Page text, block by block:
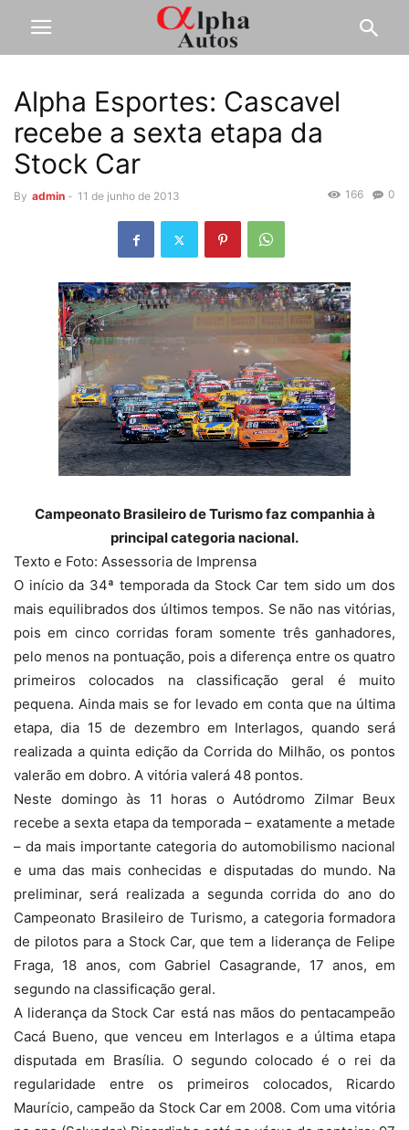
Alpha Esportes: Cascavel
recebe a sexta etapa da
Stock Car
By admin - 11 de junho de 2013 0
166
Campeonato Brasileiro de Turismo faz companhia à
principal categoria nacional.
Texto e Foto: Assessoria de Imprensa
O início da 34ª temporada da Stock Car tem sido um dos
mais equilibrados dos últimos tempos. Se não nas vitórias,
pois em cinco corridas foram somente três ganhadores,
pelo menos na pontuação, pois a diferença entre os quatro
primeiros colocados na classificação geral é muito
pequena. Ainda mais se for levado em conta que na última
etapa, dia 15 de dezembro em Interlagos, quando será
realizada a quinta edição da Corrida do Milhão, os pontos
valerão em dobro. A vitória valerá 48 pontos.
Neste domingo às 11 horas o Autódromo Zilmar Beux
recebe a sexta etapa da temporada – exatamente a metade
– da mais importante categoria do automobilismo nacional
e uma das mais conhecidas e disputadas do mundo. Na
preliminar, será realizada a segunda corrida do ano do
Campeonato Brasileiro de Turismo, a categoria formadora
de pilotos para a Stock Car, que tem a liderança de Felipe
Fraga, 18 anos, com Gabriel Casagrande, 17 anos, em
segundo na classificação geral.
A liderança da Stock Car está nas mãos do pentacampeão
Cacá Bueno, que venceu em Interlagos e a última etapa
disputada em Brasília. O segundo colocado é o rei da
regularidade entre os primeiros colocados, Ricardo
Maurício, campeão da Stock Car em 2008. Com uma vitória